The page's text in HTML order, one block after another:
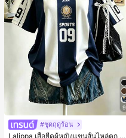
9
#ชุดฤดูร้อน
Lalippa เสื้อยืดผู้หญิงแขนสั้นไหล่ตก ค